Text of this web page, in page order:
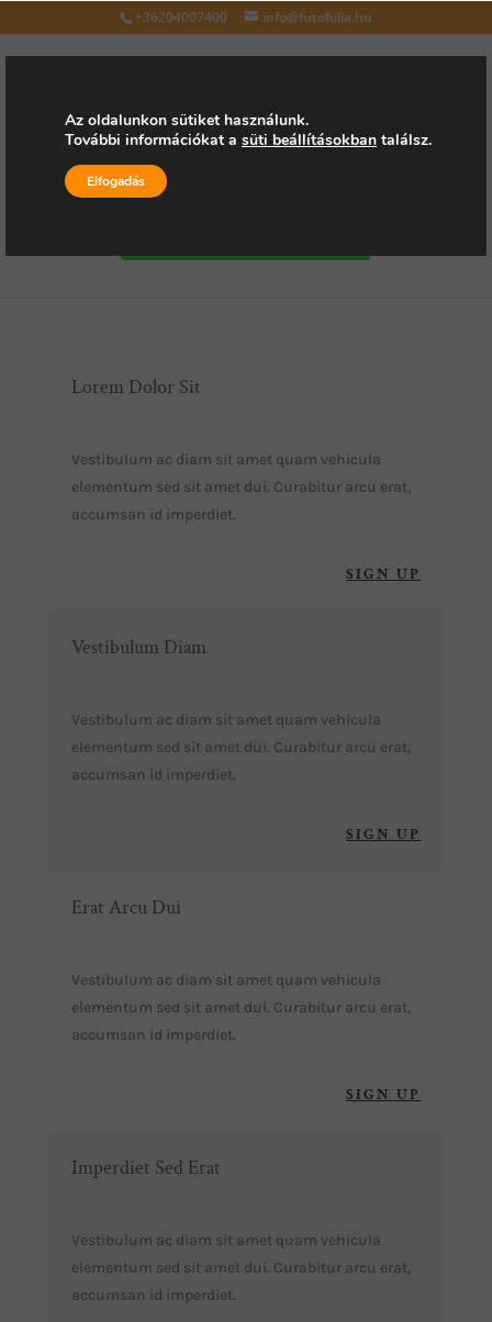
+36204007400 info@futofolia.hu
Válasszon oldalt
Lorem Dolor Sit
Vestibulum ac diam sit amet quam vehicula
elementum sed sit amet dui. Curabitur arcu erat,
accumsan id imperdiet.
SIGN UP
Vestibulum Diam
Vestibulum ac diam sit amet quam vehicula
elementum sed sit amet dui. Curabitur arcu erat,
accumsan id imperdiet.
SIGN UP
Erat Arcu Dui
Vestibulum ac diam sit amet quam vehicula
elementum sed sit amet dui. Curabitur arcu erat,
accumsan id imperdiet.
SIGN UP
Imperdiet Sed Erat
Vestibulum ac diam sit amet quam vehicula
elementum sed sit amet dui. Curabitur arcu erat,
accumsan id imperdiet.
Az oldalunkon sütiket használunk.
További információkat a süti beállításokban találsz.
Elfogadás